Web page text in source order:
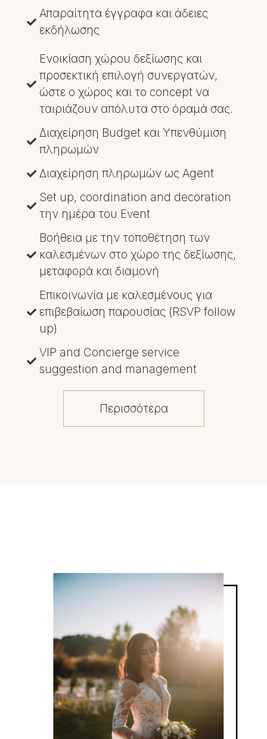
Απαραίτητα έγγραφα και άδειες
εκδήλωσης
Ενοικίαση χώρου δεξίωσης και
προσεκτική επιλογή συνεργατών,
ώστε ο χώρος και το concept να
ταιριάζουν απόλυτα στο όραμά σας.
Διαχείρηση Budget και Υπενθύμιση
πληρωμών
Διαχείρηση πληρωμών ως Agent
Set up, coordination and decoration
την ημέρα του Event
Βοήθεια με την τοποθέτηση των
καλεσμένων στο χώρο της δεξίωσης,
μεταφορά και διαμονή
Επικοινωνία με καλεσμένους για
επιβεβαίωση παρουσίας (RSVP follow
up)
VIP and Concierge service
suggestion and management
Περισσότερα